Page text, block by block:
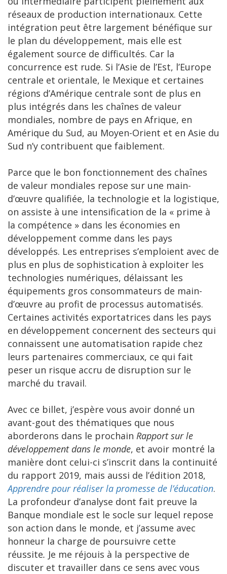
réseaux de production internationaux. Cette
intégration peut être largement bénéfique sur
le plan du développement, mais elle est
également source de difficultés. Car la
concurrence est rude. Si l’Asie de l’Est, l’Europe
centrale et orientale, le Mexique et certaines
régions d’Amérique centrale sont de plus en
plus intégrés dans les chaînes de valeur
mondiales, nombre de pays en Afrique, en
Amérique du Sud, au Moyen-Orient et en Asie du
Sud n’y contribuent que faiblement.
Parce que le bon fonctionnement des chaînes
de valeur mondiales repose sur une main-
d’œuvre qualifiée, la technologie et la logistique,
on assiste à une intensification de la « prime à
la compétence » dans les économies en
développement comme dans les pays
développés. Les entreprises s’emploient avec de
plus en plus de sophistication à exploiter les
technologies numériques, délaissant les
équipements gros consommateurs de main-
d’œuvre au profit de processus automatisés.
Certaines activités exportatrices dans les pays
en développement concernent des secteurs qui
connaissent une automatisation rapide chez
leurs partenaires commerciaux, ce qui fait
peser un risque accru de disruption sur le
marché du travail.
Avec ce billet, j’espère vous avoir donné un
avant-gout des thématiques que nous
aborderons dans le prochain Rapport sur le
développement dans le monde, et avoir montré la
manière dont celui-ci s’inscrit dans la continuité
du rapport 2019, mais aussi de l’édition 2018,
Apprendre pour réaliser la promesse de l’éducation.
La profondeur d’analyse dont fait preuve la
Banque mondiale est le socle sur lequel repose
son action dans le monde, et j’assume avec
honneur la charge de poursuivre cette
réussite. Je me réjouis à la perspective de
discuter et travailler dans ce sens avec vous